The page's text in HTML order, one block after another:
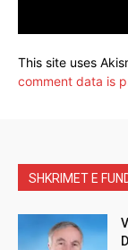
This site uses
comment data is
SHKRIMET E